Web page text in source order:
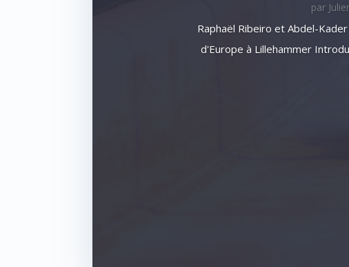
par
Raphaël Ribeiro et Abdel-
d'Europe à Lillehammer